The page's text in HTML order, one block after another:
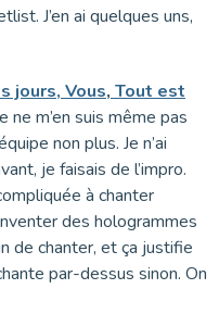
J’en ai quelques uns,
jours, Vous, Tout est
ne m’en suis même pas
non plus. Je n’ai
je faisais de l’impro.
à chanter
des hologrammes
de chanter, et ça justifie
par-dessus sinon. On